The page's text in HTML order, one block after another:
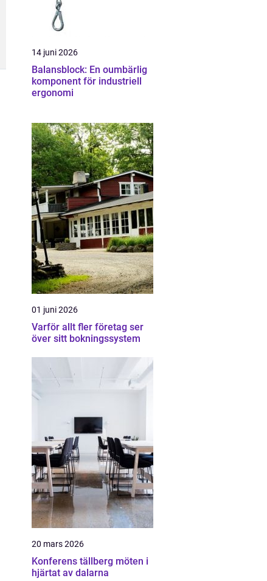
14 juni 2026
Balansblock: En oumbärlig
komponent för industriell
ergonomi
01 juni 2026
Varför allt fler företag ser
över sitt bokningssystem
20 mars 2026
Konferens tällberg möten i
hjärtat av dalarna